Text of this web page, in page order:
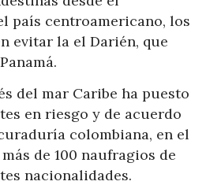
país centroamericano, los
evitar la el Darién, que
del mar Caribe ha puesto
en riesgo y de acuerdo
colombiana, en el
de 100 naufragios de
nacionalidades.